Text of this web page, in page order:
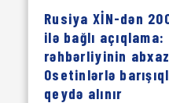
Rusiya XİN-dən
ilə bağlı
rəhbərliyinin
Osetinlərlə
qeydə alınır